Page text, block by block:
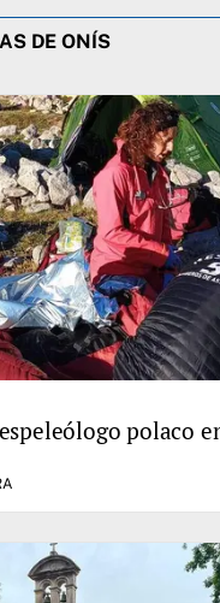
DE ONÍS
polaco